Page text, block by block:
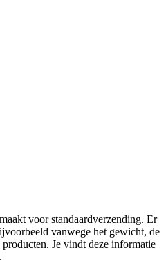
voor standaardverzending. Er
vanwege het gewicht, de
Je vindt deze informatie